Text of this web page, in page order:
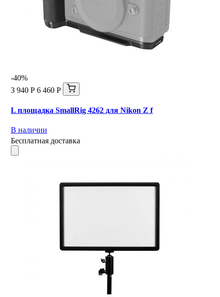
-40%
3 940 Р 6 460 Р
L площадка SmallRig 4262 для Nikon Z f
В наличии
Бесплатная доставка